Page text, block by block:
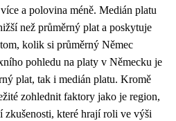
a polovina méně. Medián platu
než průměrný plat a poskytuje
kolik si průměrný Němec
pohledu na platy v Německu je
plat, tak i medián platu. Kromě
zohlednit faktory jako je region,
zkušenosti, které hrají roli ve výši